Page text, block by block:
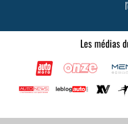
Les médias